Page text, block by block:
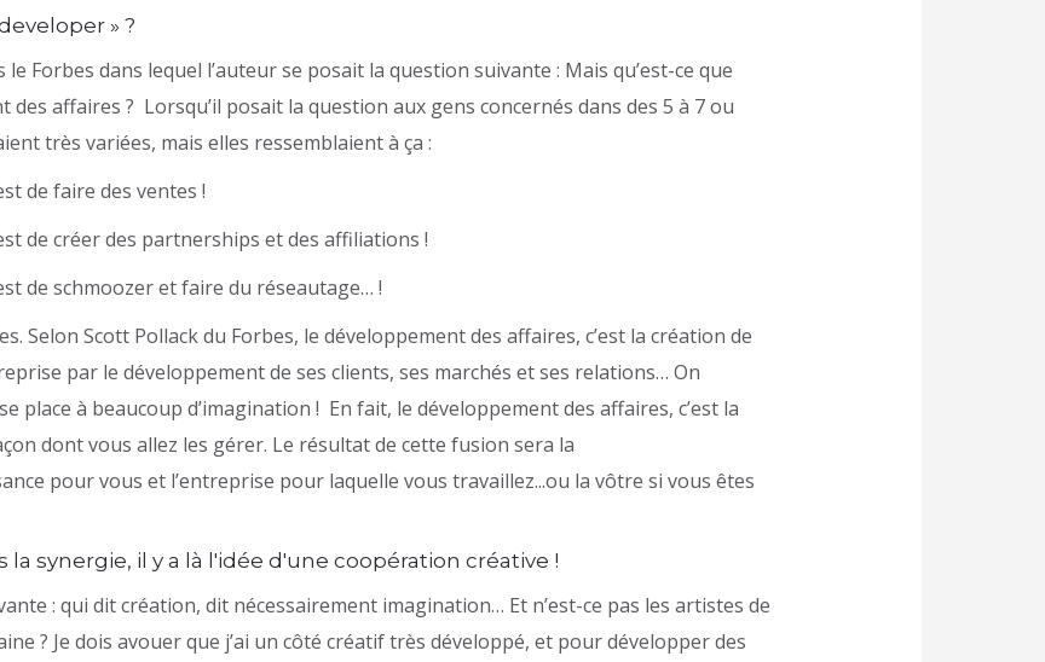
» ?
Forbes dans lequel l’auteur se posait la question suivante : Mais qu’est-ce que
des affaires ? Lorsqu’il posait la question aux gens concernés dans des 5 à 7 ou
très variées, mais elles ressemblaient à ça :
de faire des ventes !
de créer des partnerships et des affiliations !
de schmoozer et faire du réseautage… !
Selon Scott Pollack du Forbes, le développement des affaires, c’est la création de
par le développement de ses clients, ses marchés et ses relations… On
place à beaucoup d’imagination ! En fait, le développement des affaires, c’est la
dont vous allez les gérer. Le résultat de cette fusion sera la
pour vous et l’entreprise pour laquelle vous travaillez...ou la vôtre si vous êtes
synergie, il y a là l'idée d'une coopération créative !
: qui dit création, dit nécessairement imagination… Et n’est-ce pas les artistes de
? Je dois avouer que j’ai un côté créatif très développé, et pour développer des